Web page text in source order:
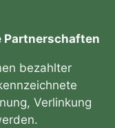
Partnerschaften
bezahlter
Verlinkung